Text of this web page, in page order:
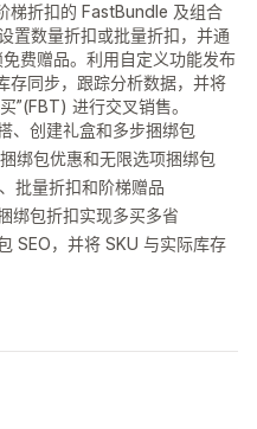
梯折扣的 FastBundle 及组合
置数量折扣或批量折扣，并通
免费赠品。利用自定义功能发布
存同步，跟踪分析数据，并将
”(FBT) 进行交叉销售。
、创建礼盒和多步捆绑包
绑包优惠和无限选项捆绑包
批量折扣和阶梯赠品
绑包折扣实现多买多省
SEO，并将 SKU 与实际库存